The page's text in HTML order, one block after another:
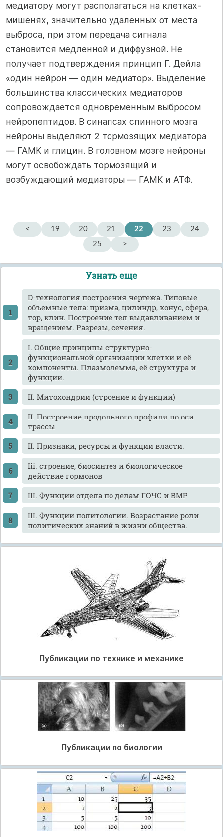
медиатору могут располагаться на клетках-
мишенях, значительно удаленных от места
выброса, при этом передача сигнала
становится медленной и диффузной. Не
получает подтверждения принцип Г. Дейла
«один нейрон — один медиатор». Выделение
большинства классических медиаторов
сопровождается одновременным выбросом
нейропептидов. В синапсах спинного мозга
нейроны выделяют 2 тормозящих медиатора
— ГАМК и глицин. В головном мозге нейроны
могут освобождать тормозящий и
возбуждающий медиаторы — ГАМК и АТФ.
< 19 20 21 22 23
24
25
>
Узнать еще
D-технология построения чертежа. Типовые
объемные тела: призма, цилиндр, конус, сфера,
тор, клин. Построение тел выдавливанием и
вращением. Разрезы, сечения.
I. Общие принципы структурно-
функциональной организации клетки и её
компоненты. Плазмолемма, её структура и
функции.
II. Митохондрии (строение и функции)
II. Построение продольного профиля по оси
трассы
II. Признаки, ресурсы и функции власти.
Iii. строение, биосинтез и биологическое
действие гормонов
III. Функции отдела по делам ГОЧС и ВМР
III. Функции политологии. Возрастание роли
политических знаний в жизни общества.
Публикации по технике и механике
Публикации по биологии